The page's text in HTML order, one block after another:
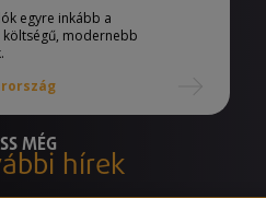
egyre inkább a
modernebb
MÉG
hírek